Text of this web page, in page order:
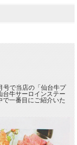
で当店の「仙台牛プ
台牛サーロインステー
で一番目にご紹介いた